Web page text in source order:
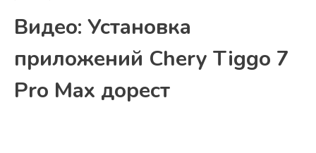
Видео: Установка
приложений Chery Tiggo 7
Pro Max дорест